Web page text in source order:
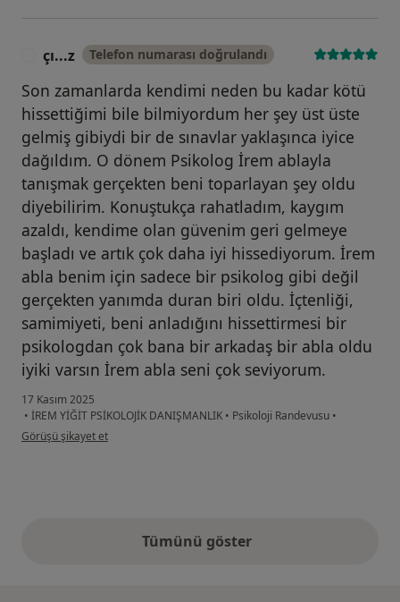
çı...z Telefon numarası doğrulandı
Son zamanlarda kendimi neden bu kadar kötü
hissettiğimi bile bilmiyordum her şey üst üste
gelmiş gibiydi bir de sınavlar yaklaşınca iyice
dağıldım. O dönem Psikolog İrem ablayla
tanışmak gerçekten beni toparlayan şey oldu
diyebilirim. Konuştukça rahatladım, kaygım
azaldı, kendime olan güvenim geri gelmeye
başladı ve artık çok daha iyi hissediyorum. İrem
abla benim için sadece bir psikolog gibi değil
gerçekten yanımda duran biri oldu. İçtenliği,
samimiyeti, beni anladığını hissettirmesi bir
psikologdan çok bana bir arkadaş bir abla oldu
iyiki varsın İrem abla seni çok seviyorum.
17 Kasım 2025
• İREM YİĞİT PSİKOLOJİK DANIŞMANLIK • Psikoloji Randevusu •
kullanıcının görüşüne göre çı...z
Görüşü şikayet et
Tümünü gösteryukarıdaki görüşler